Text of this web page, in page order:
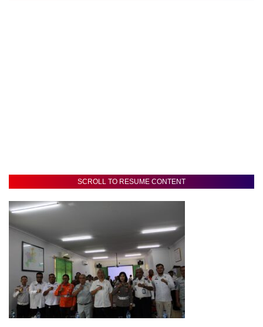
SCROLL TO RESUME CONTENT